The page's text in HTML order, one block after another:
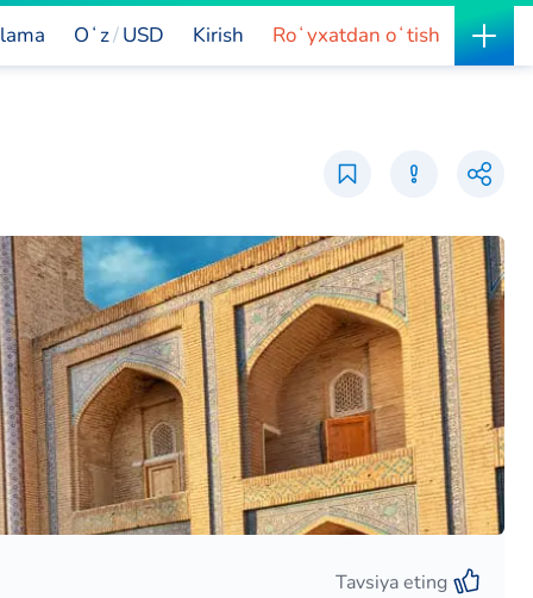
Oʻz USD Kirish Roʻyxatdan oʻtish
Tavsiya eting